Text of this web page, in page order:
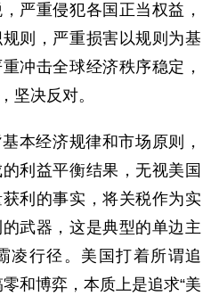
严重侵犯各国正当权益，
则，严重损害以规则为基
冲击全球经济秩序稳定，
坚决反对。
本经济规律和市场原则，
利益平衡结果，无视美国
利的事实，将关税作为实
武器，这是典型的单边主
凌行径。美国打着所谓追
零和博弈，本质上是追求“美